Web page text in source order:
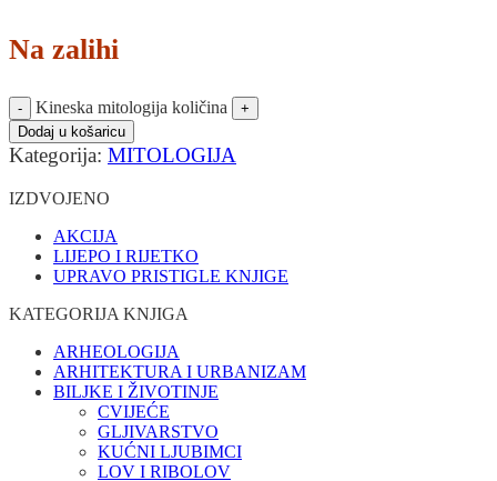
Na zalihi
Kineska mitologija količina
Dodaj u košaricu
Kategorija: MITOLOGIJA
IZDVOJENO
AKCIJA
LIJEPO I RIJETKO
UPRAVO PRISTIGLE KNJIGE
KATEGORIJA KNJIGA
ARHEOLOGIJA
ARHITEKTURA I URBANIZAM
BILJKE I ŽIVOTINJE
CVIJEĆE
GLJIVARSTVO
KUĆNI LJUBIMCI
LOV I RIBOLOV